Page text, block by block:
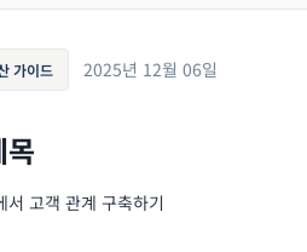
가이드 2025년 12월 06일
서 고객 관계 구축하기